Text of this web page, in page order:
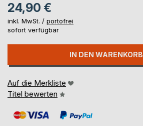
24,90 €
inkl. MwSt. / portofrei
sofort verfügbar
IN DEN WARENKORB
Auf die Merkliste
Titel bewerten